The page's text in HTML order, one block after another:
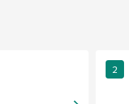
2